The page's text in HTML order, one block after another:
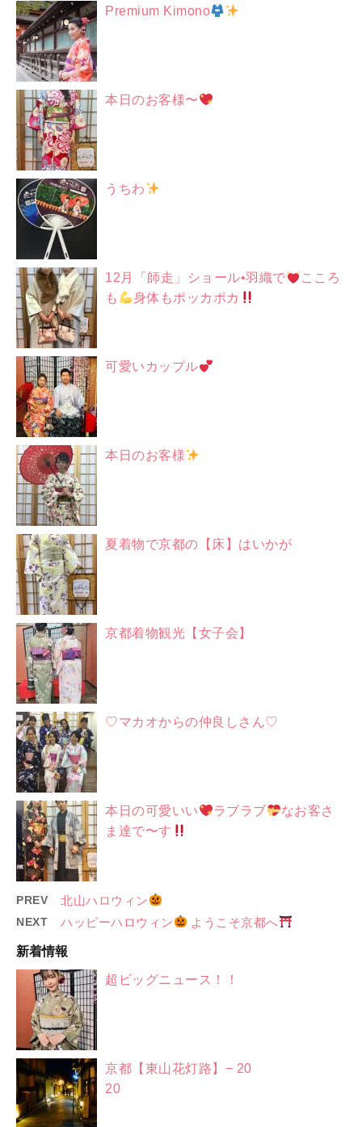
Premium Kimono
本日のお客様〜
うちわ
12月「師走」ショール•羽織で
こころ
も
身体もポッカポカ
可愛いカップル
本日のお客様
夏着物で京都の【床】はいかが
京都着物観光【女子会】
♡マカオからの仲良しさん♡
本日の可愛いい ラブラブ
なお客さ
ま達で〜す
PREV 北山ハロウィン
NEXT ハッピーハロウィン ようこそ京都へ
新着情報
超ビッグニュース！！
京都【東山花灯路】− 20
20